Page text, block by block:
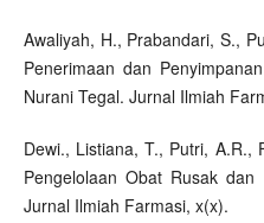
Awaliyah, H., Prabandari, S.,
Penerimaan dan
Nurani Tegal. Jurnal Ilmiah
Dewi., Listiana, T., Putri, A.R.,
Pengelolaan Obat Rusak
Jurnal Ilmiah Farmasi, x(x).